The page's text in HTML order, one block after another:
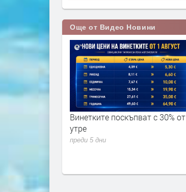
Още от Видео Новини
Винетките поскъпват с 30% от
утре
преди 5 дни